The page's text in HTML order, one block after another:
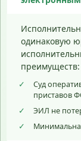
одинаковую
преимуществ:
✓
Суд
приставов
✓
ЭИЛ не
✓